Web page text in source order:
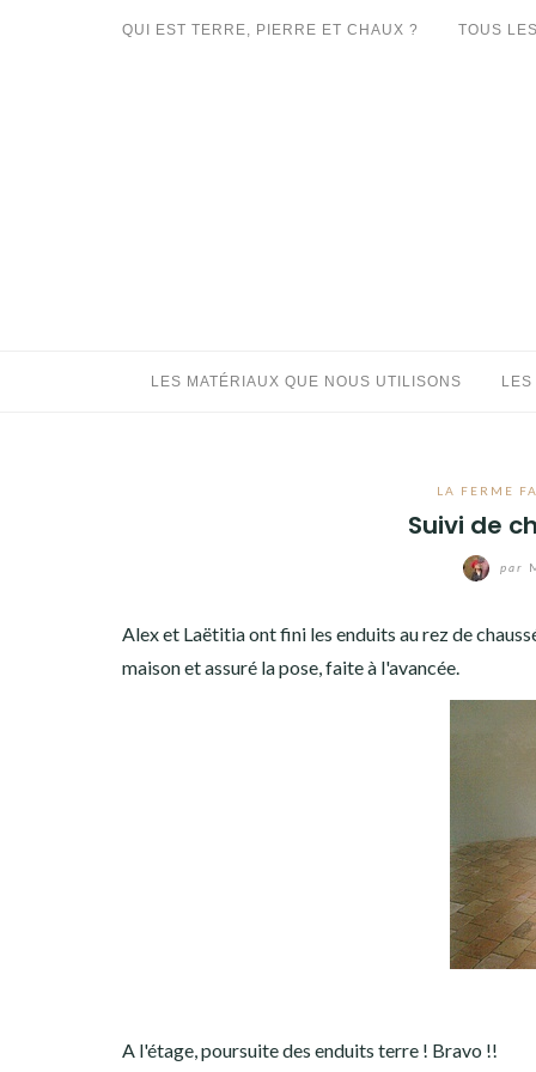
QUI EST TERRE, PIERRE ET CHAUX ? TOUS
LES MATÉRIAUX QUE NOUS UTILISONS
LA FERME
Suivi de
par
Alex et Laëtitia ont fini les enduits au rez de
maison et assuré la pose, faite à l'avancée.
A l'étage, poursuite des enduits terre ! Bravo !!